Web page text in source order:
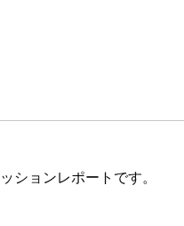
ョンレポートです。